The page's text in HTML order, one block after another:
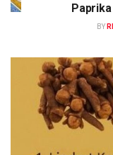
BY